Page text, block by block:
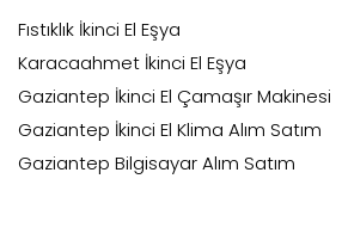
Fıstıklık İkinci El Eşya
Karacaahmet İkinci El Eşya
Gaziantep İkinci El Çamaşır Makinesi
Gaziantep İkinci El Klima Alım Satım
Gaziantep Bilgisayar Alım Satım